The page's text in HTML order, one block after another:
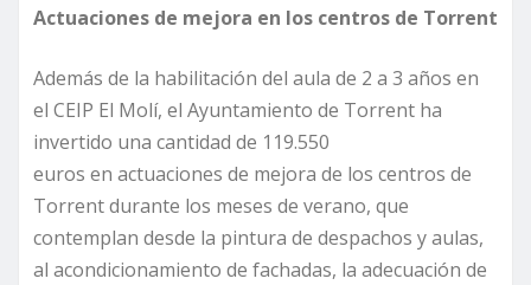
Actuaciones de mejora en los centros de Torrent
Además de la habilitación del aula de 2 a 3 años en
el CEIP El Molí, el Ayuntamiento de Torrent ha
invertido una cantidad de 119.550
euros en actuaciones de mejora de los centros de
Torrent durante los meses de verano, que
contemplan desde la pintura de despachos y aulas,
al acondicionamiento de fachadas, la adecuación de